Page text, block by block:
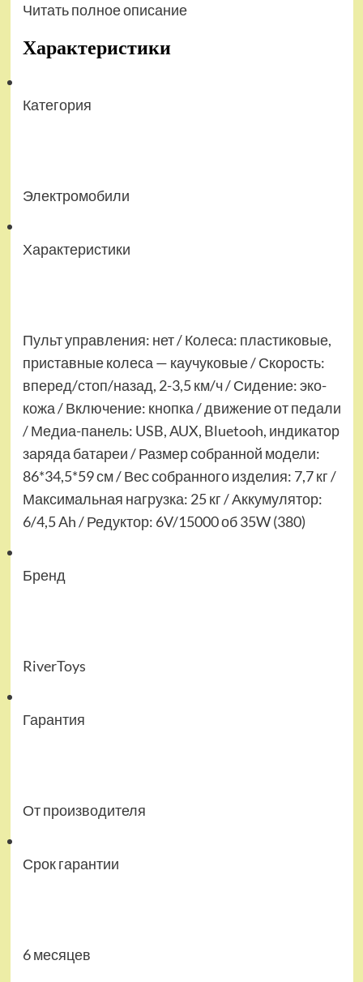
Читать полное описание
Характеристики
Категория
Электромобили
Характеристики
Пульт управления: нет / Колеса: пластиковые,
приставные колеса — каучуковые / Скорость:
вперед/стоп/назад, 2-3,5 км/ч / Сидение: эко-
кожа / Включение: кнопка / движение от педали
/ Медиа-панель: USB, AUX, Bluetooh, индикатор
заряда батареи / Размер собранной модели:
86*34,5*59 см / Вес собранного изделия: 7,7 кг /
Максимальная нагрузка: 25 кг / Аккумулятор:
6/4,5 Ah / Редуктор: 6V/15000 об 35W (380)
Бренд
RiverToys
Гарантия
От производителя
Срок гарантии
6 месяцев